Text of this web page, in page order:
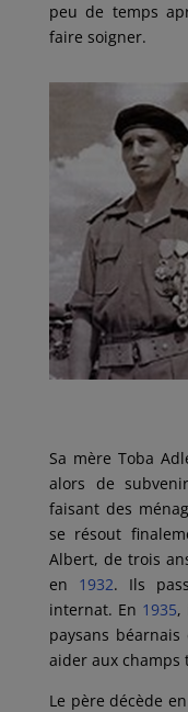
peu de temps
faire soigner.
Sa mère Toba
alors de
faisant des
se résout
Albert, de trois
en 1932. Ils
internat. En 1935,
paysans béarnais
aider aux champs
Le père décède